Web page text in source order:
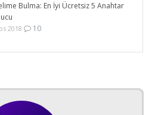
Bulma: En İyi Ücretsiz 5 Anahtar
2018 10